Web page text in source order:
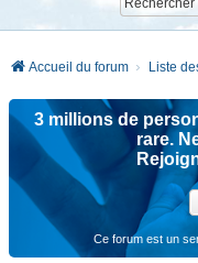
Accueil du forum Liste
3 millions de
rare.
Ce forum est un